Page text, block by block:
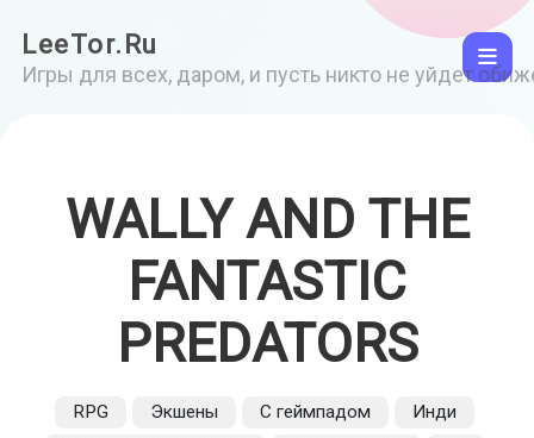
LeeTor.Ru
Игры для всех, даром, и пусть никто не уйдет
WALLY AND THE
FANTASTIC
PREDATORS
RPG Экшены С геймпадом
Инди